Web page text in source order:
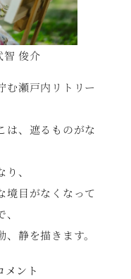
俊介
む瀬戸内リトリー
は、遮るものがな
、
境目がなくなって
静を描きます。
ント